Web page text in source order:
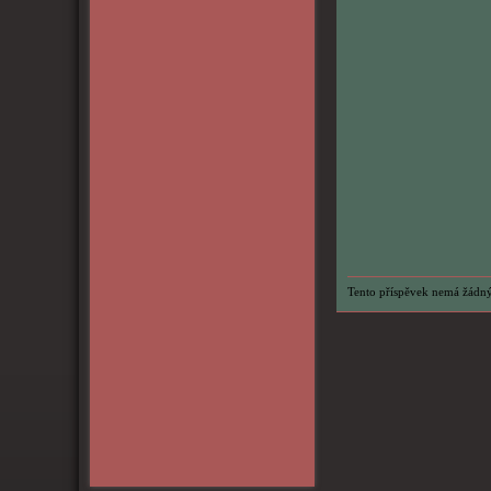
Tento příspěvek nemá